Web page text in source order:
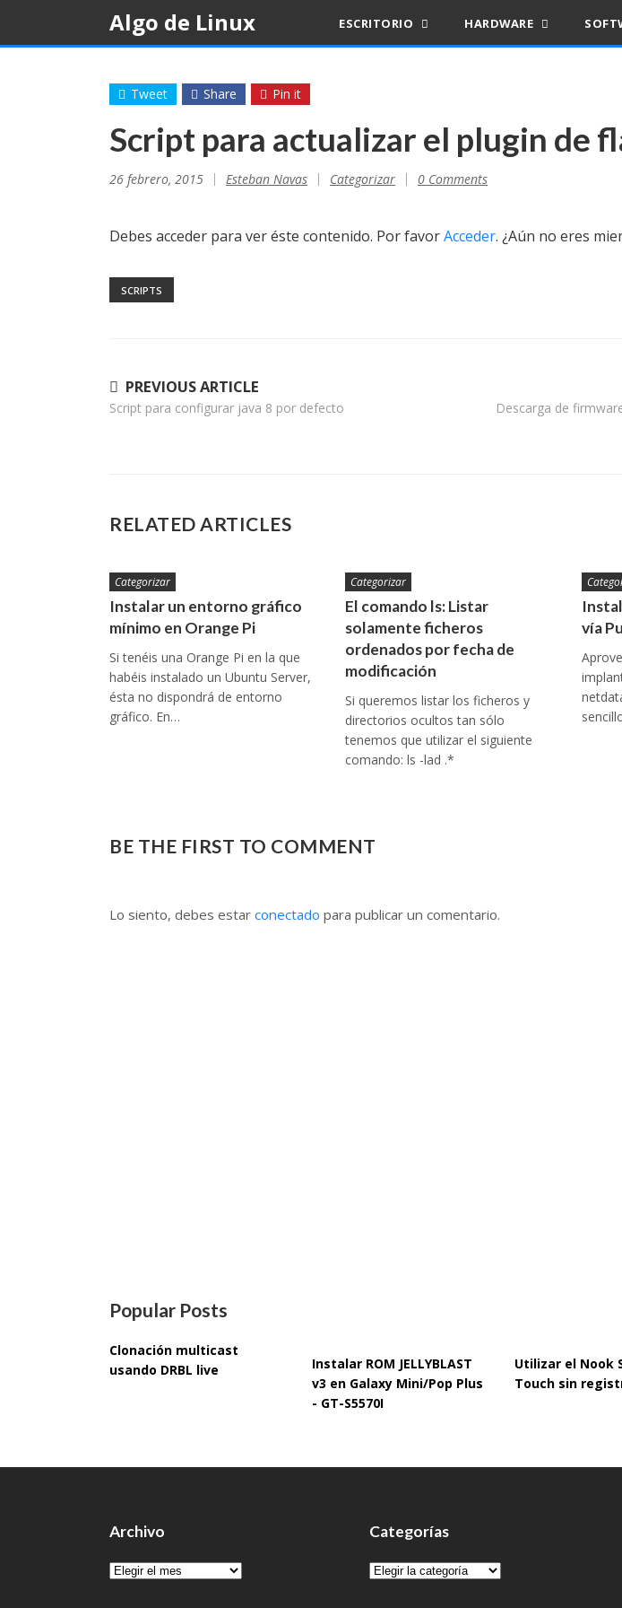
content
Algo de Linux ESCRITORIO HARDWARE
Tweet Share Pin it
Script para actualizar el plugin de
26 febrero, 2015 Esteban Navas Categorizar 0 Comments
Debes acceder para ver éste contenido. Por favorAcceder. ¿Aún no eres
SCRIPTS
Navegación
de
Descarga de
PREVIOUS ARTICLE
Script para configurar java 8 por defecto
RELATED ARTICLES
Categorizar
Instalar un entorno gráfico
mínimo en Orange Pi
Si tenéis una Orange Pi en la que
habéis instalado un Ubuntu Server,
ésta no dispondrá de entorno
gráfico. En…
Categorizar
El comando ls: Listar
solamente ficheros
ordenados por fecha de
modificación
Si queremos listar los ficheros y
directorios ocultos tan sólo
tenemos que utilizar el siguiente
comando: ls -lad .*
vía
BE THE FIRST TO COMMENT
Lo siento, debes estar conectado para publicar un comentario.
Popular Posts
Clonación multicast
usando DRBL live
Instalar ROM JELLYBLAST
v3 en Galaxy Mini/Pop Plus
- GT-S5570I
Utilizar el Nook
Touch sin
Archivo
Archivo
Categorías
Categorías